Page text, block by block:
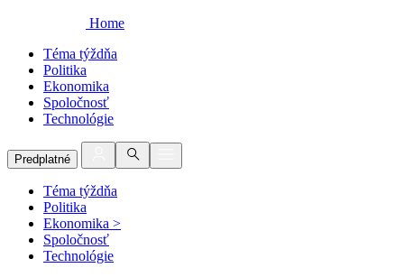
Home
Téma týždňa
Politika
Ekonomika
Spoločnosť
Technológie
Predplatné
Téma týždňa
Politika
Ekonomika >
Spoločnosť
Technológie